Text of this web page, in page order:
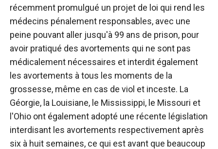
récemment promulgué un projet de loi qui rend les
médecins pénalement responsables, avec une
peine pouvant aller jusqu'à 99 ans de prison, pour
avoir pratiqué des avortements qui ne sont pas
médicalement nécessaires et interdit également
les avortements à tous les moments de la
grossesse, même en cas de viol et inceste. La
Géorgie, la Louisiane, le Mississippi, le Missouri et
l'Ohio ont également adopté une récente législation
interdisant les avortements respectivement après
six à huit semaines, ce qui est avant que beaucoup